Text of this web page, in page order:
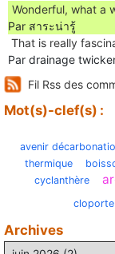
Wonderful, what a
Par สาระน่ารู้
Ꭲhat is really
Par drainage
Fil Rss des
Mot(s)-clef(s) :
avenir
thermique
cyclanthère
cloporte
Archives